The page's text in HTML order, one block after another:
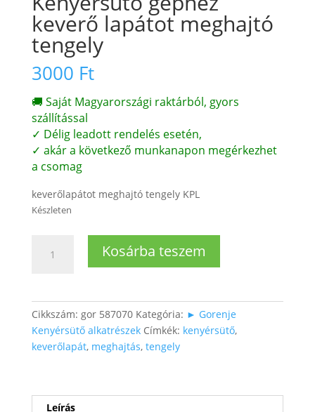
keverő lapátot meghajtó
tengely
3000 Ft
🚚 Saját Magyarországi raktárból, gyors
szállítással
✓ Délig leadott rendelés esetén,
✓ akár a következő munkanapon megérkezhet
a csomag
keverőlapátot meghajtó tengely KPL
Készleten
géphez
meghajtó
tengely
mennyiség
Kosárba teszem
Cikkszám: gor 587070 Kategória: ► Gorenje
Kenyérsütő alkatrészek Címkék: kenyérsütő,
keverőlapát, meghajtás, tengely
Leírás